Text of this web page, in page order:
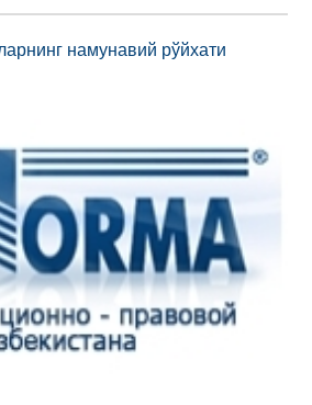
намунавий рўйхати